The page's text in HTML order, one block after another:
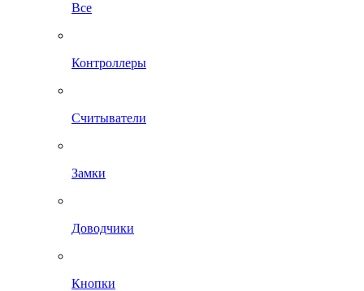
Все
Контроллеры
Считыватели
Замки
Доводчики
Кнопки